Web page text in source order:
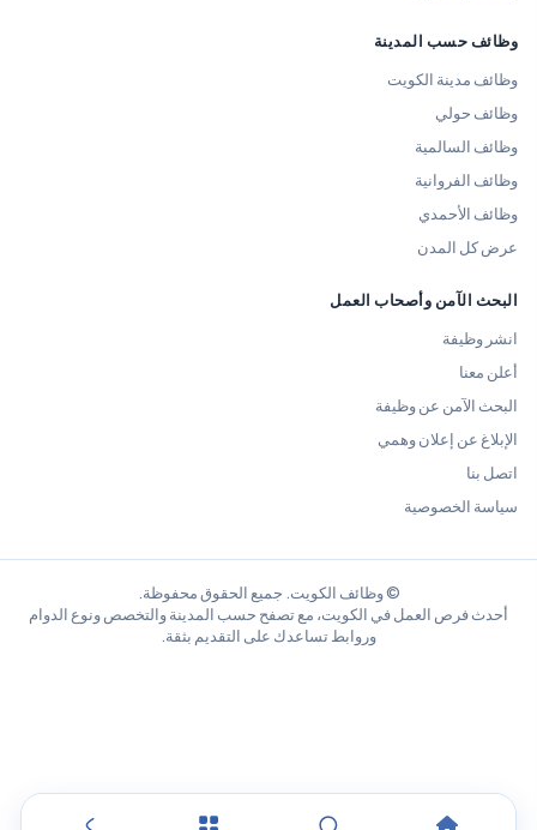
وظائف حسب المدينة
وظائف مدينة الكويت
وظائف حولي
وظائف السالمية
وظائف الفروانية
وظائف الأحمدي
عرض كل المدن
البحث الآمن وأصحاب العمل
انشر وظيفة
أعلن معنا
البحث الآمن عن وظيفة
الإبلاغ عن إعلان وهمي
اتصل بنا
سياسة الخصوصية
© وظائف الكويت. جميع الحقوق محفوظة.
أحدث فرص العمل في الكويت، مع تصفح حسب المدينة والتخصص ونوع الدوام
وروابط تساعدك على التقديم بثقة.